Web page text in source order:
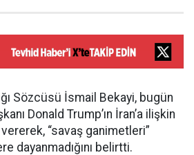
Sözcüsü İsmail Bekayi, bugün
Donald Trump’ın İran’a ilişkin
vererek, “savaş ganimetleri”
dayanmadığını belirtti.